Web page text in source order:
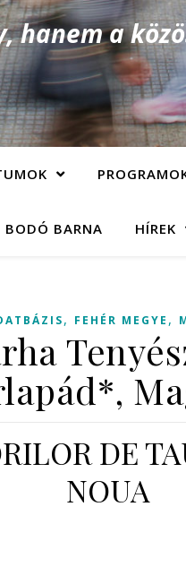
hanem a
BODÓ BARNA HÍREK
, FEHÉR MEGYE ,
DE
NOUA